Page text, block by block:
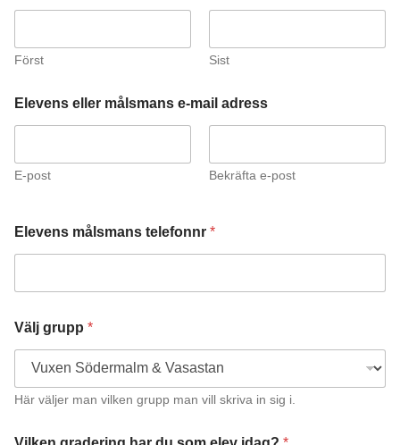
Först Sist
Elevens eller målsmans e-mail adress
E-post Bekräfta e-post
l
e
s
a
d
e
s
e
Elevens målsmans telefonnr *
Välj grupp *
Här väljer man vilken grupp man vill skriva in sig i.